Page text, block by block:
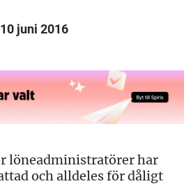
10 juni 2016
löneadministratörer har
och alldeles för dåligt